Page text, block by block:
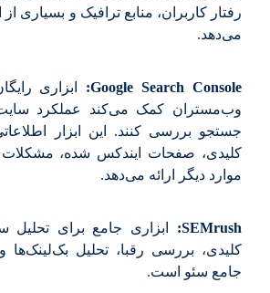
رفتار کاربران، منابع ترافیک و بسیاری از
می‌دهد.
Google Search Console:
ابزاری
وب‌مستران کمک می‌کند عملکرد سایت
جستجو بررسی کنند. این ابزار
کلیدی، صفحات ایندکس شده، مشکلات
موارد دیگر ارائه می‌دهد.
SEMrush:
ابزاری جامع برای تحلیل
کلیدی، بررسی رقبا، تحلیل بک‌لینک‌ها
جامع سئو است.